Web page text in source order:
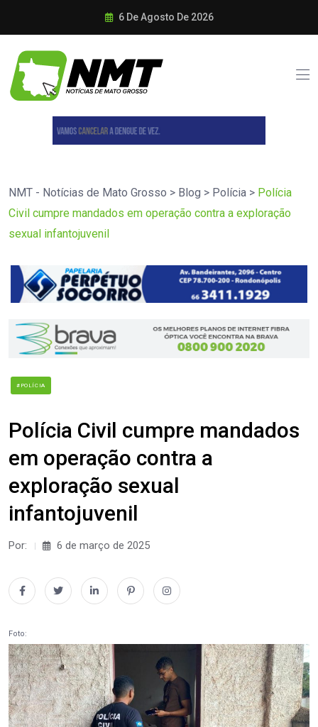
6 De Agosto De 2026
NMT - Notícias de Mato Grosso > Blog > Polícia > Polícia
Civil cumpre mandados em operação contra a exploração
sexual infantojuvenil
#POLÍCIA
Polícia Civil cumpre mandados
em operação contra a
exploração sexual
infantojuvenil
Por: 6 de março de 2025
Foto: